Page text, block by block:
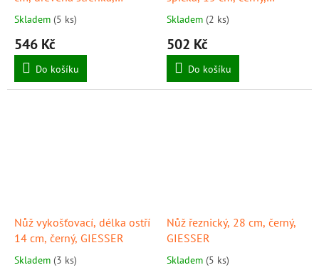
GIESSER
Skladem (5 ks)
546 Kč
Do košíku
GIESSER
Skladem (2 ks)
502 Kč
Do košíku
Nůž vykošťovací, délka ostří
14 cm, černý, GIESSER
Skladem (3 ks)
Nůž řeznický, 28 cm, černý,
GIESSER
Skladem (5 ks)